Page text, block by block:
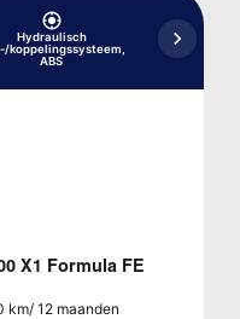
Hydraulisch
koppelingssysteem,
ABS
Koelsysteem
X1 Formula FE
km/ 12 maanden